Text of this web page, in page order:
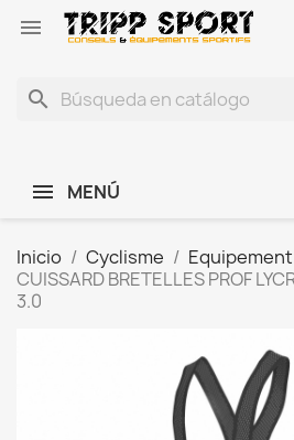

search
MENÚ
Inicio Cyclisme
CUISSARD BRETELLES PROF
3.0